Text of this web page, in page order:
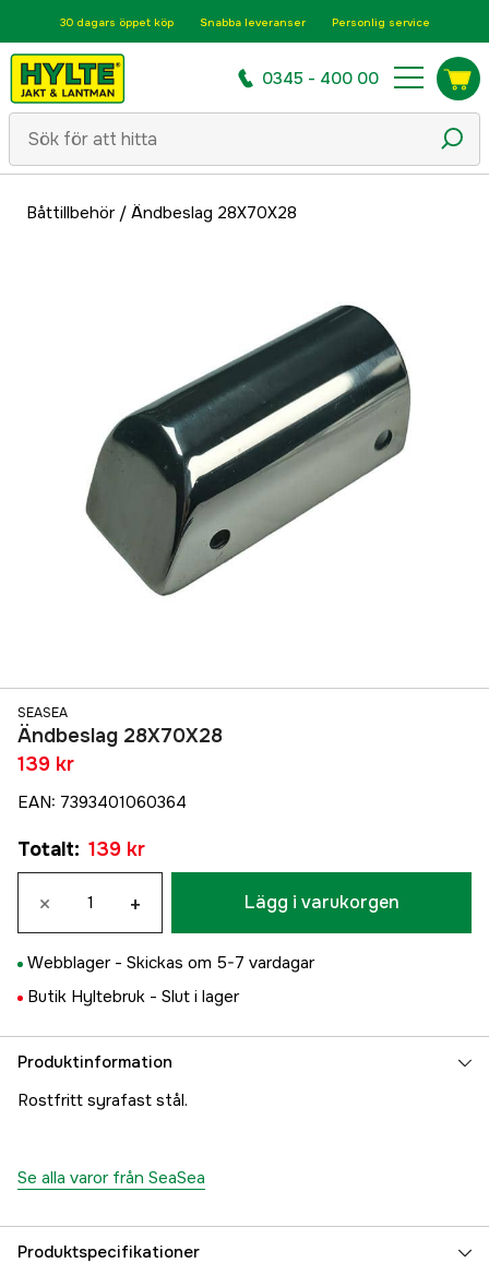
30 dagars öppet köp Snabba leveranser Personlig service
0345 - 400 00
Båttillbehör/ Ändbeslag 28X70X28
SEASEA
Ändbeslag 28X70X28
139 kr
EAN: 7393401060364
Totalt: 139 kr
× + Lägg i varukorgen
Webblager - Skickas om 5-7 vardagar
Butik Hyltebruk - Slut i lager
Produktinformation
Rostfritt syrafast stål.
Se alla varor från SeaSea
Produktspecifikationer